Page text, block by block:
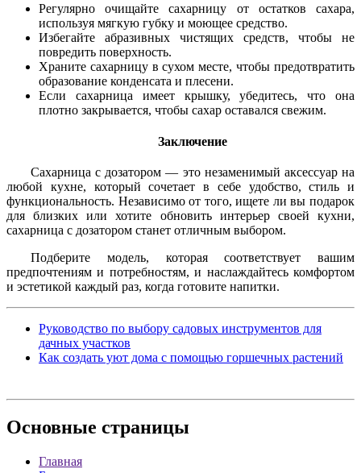
Регулярно очищайте сахарницу от остатков сахара,
используя мягкую губку и моющее средство.
Избегайте абразивных чистящих средств, чтобы не
повредить поверхность.
Храните сахарницу в сухом месте, чтобы предотвратить
образование конденсата и плесени.
Если сахарница имеет крышку, убедитесь, что она
плотно закрывается, чтобы сахар оставался свежим.
Заключение
Сахарница с дозатором — это незаменимый аксессуар на
любой кухне, который сочетает в себе удобство, стиль и
функциональность. Независимо от того, ищете ли вы подарок
для близких или хотите обновить интерьер своей кухни,
сахарница с дозатором станет отличным выбором.
Подберите модель, которая соответствует вашим
предпочтениям и потребностям, и наслаждайтесь комфортом
и эстетикой каждый раз, когда готовите напитки.
Руководство по выбору садовых инструментов для
дачных участков
Как создать уют дома с помощью горшечных растений
Основные страницы
Главная